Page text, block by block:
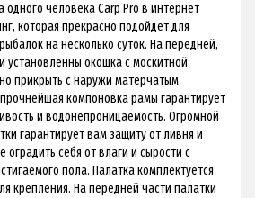
человека Carp Pro в интернет
которая прекрасно подойдет для
на несколько суток. На передней,
установленны окошка с москитной
прикрыть с наружи матерчатым
компоновка рамы гарантирует
и водонепроницаемость. Огромной
гарантирует вам защиту от ливня и
себя от влаги и сырости с
пола. Палатка комплектуется
крепления. На передней части палатки